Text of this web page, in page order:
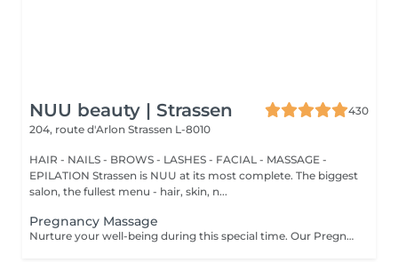
NUU beauty | Strassen
430
204, route d'Arlon Strassen L-8010
HAIR - NAILS - BROWS - LASHES - FACIAL - MASSAGE -
EPILATION Strassen is NUU at its most complete. The biggest
salon, the fullest menu - hair, skin, n...
Pregnancy Massage
Nurture your well-being during this special time. Our Pregnancy Massage is a gentle, relaxing treatment designed to reduce muscle tension, improve circulation, and ease discomfort commonly experienced during pregnancy. Soft, flowing techniques and comfortable side-lying positioning provide deep relaxation without placing pressure on the abdomen. Hypoallergenic, unscented oils are used to care for sensitive skin and maintain comfort throughout the session. This massage helps relieve tension in the lower back and shoulders, reduces swelling and heaviness in the legs, improves overall circulation, and promotes a sense of ease and balance in the body. This treatment is performed only with the approval of your doctor.